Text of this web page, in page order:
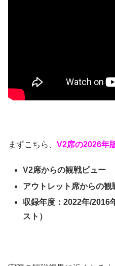
まずこちら、 V2席の2026年
V2席からの観戦ビュー
アウトレット席からの観
収録年度：2022年/2016
スト）